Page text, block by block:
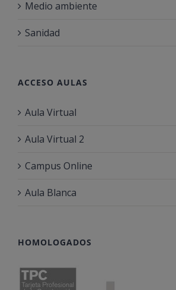
Medio ambiente
Sanidad
ACCESO AULAS
Aula Virtual
Aula Virtual 2
Campus Online
Aula Blanca
HOMOLOGADOS